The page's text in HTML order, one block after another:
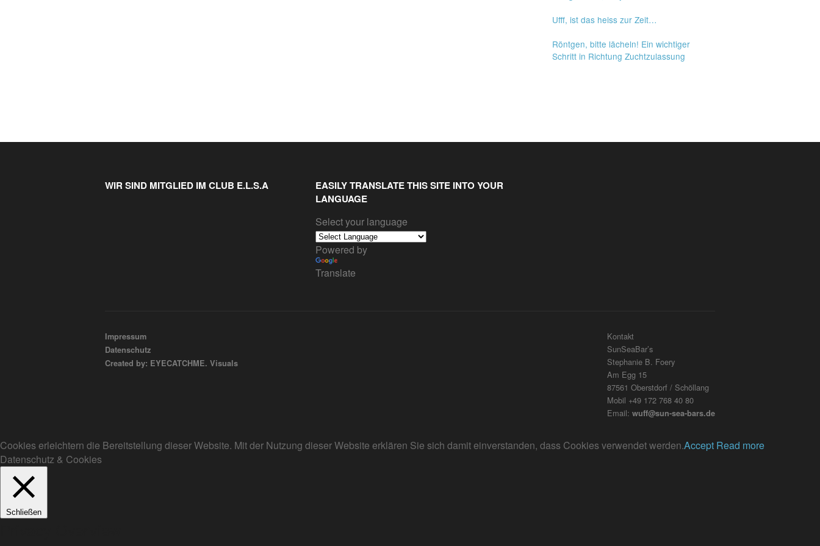
Ufff, ist das heiss zur Zeit…
Röntgen, bitte lächeln! Ein wichtiger
Schritt in Richtung Zuchtzulassung
WIR SIND MITGLIED IM CLUB E.L.S.A
EASILY TRANSLATE THIS SITE INTO YOUR
LANGUAGE
Select your language
Powered by
Translate
Impressum
Datenschutz
Created by: EYECATCHME. Visuals
Kontakt
SunSeaBar’s
Stephanie B. Foery
Am Egg 15
87561 Oberstdorf / Schöllang
Mobil +49 172 768 40 80
Email: wuff@sun-sea-bars.de
Cookies erleichtern die Bereitstellung dieser Website. Mit der Nutzung dieser Website erklären Sie sich damit einverstanden, dass Cookies verwendet werden.Accept Read more
Datenschutz & Cookies
Schließen